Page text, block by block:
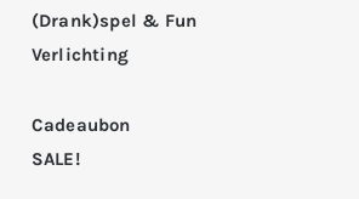
(Drank)spel & Fun
Verlichting
Cadeaubon
SALE!